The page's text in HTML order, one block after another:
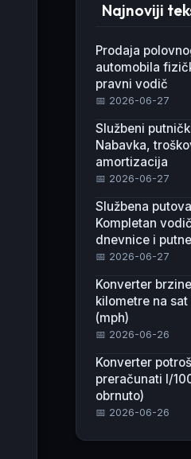
Najnoviji
Prodaja
automobila
pravni vodič
📅 2026-06-27
Službeni
Nabavka,
amortizacija
📅 2026-06-27
Službena
Kompletan
dnevnice i
📅 2026-06-27
Konverter
kilometre na
(mph)
📅 2026-06-26
Konverter
preračunati l/
obrnuto)
📅 2026-06-26